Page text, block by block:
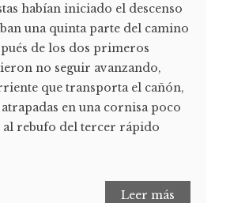
habían iniciado el descenso
una quinta parte del camino
de los dos primeros
no seguir avanzando,
que transporta el cañón,
en una cornisa poco
al rebufo del tercer rápido
Leer más